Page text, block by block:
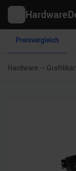
Preisvergleich
Hardware